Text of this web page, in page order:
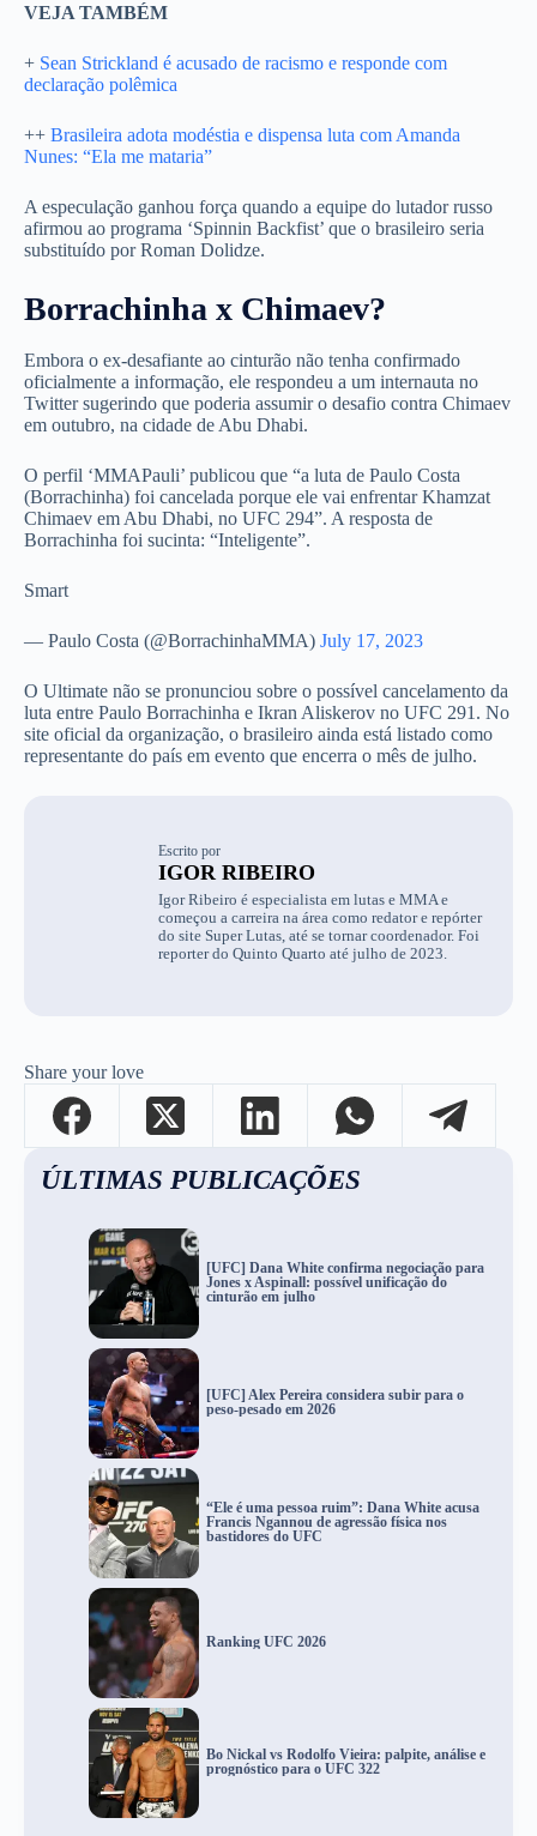
VEJA TAMBÉM
+ Sean Strickland é acusado de racismo e responde com
declaração polêmica
++ Brasileira adota modéstia e dispensa luta com Amanda
Nunes: “Ela me mataria”
A especulação ganhou força quando a equipe do lutador russo
afirmou ao programa ‘Spinnin Backfist’ que o brasileiro seria
substituído por Roman Dolidze.
Borrachinha x Chimaev?
Embora o ex-desafiante ao cinturão não tenha confirmado
oficialmente a informação, ele respondeu a um internauta no
Twitter sugerindo que poderia assumir o desafio contra Chimaev
em outubro, na cidade de Abu Dhabi.
O perfil ‘MMAPauli’ publicou que “a luta de Paulo Costa
(Borrachinha) foi cancelada porque ele vai enfrentar Khamzat
Chimaev em Abu Dhabi, no UFC 294”. A resposta de
Borrachinha foi sucinta: “Inteligente”.
Smart
— Paulo Costa (@BorrachinhaMMA) July 17, 2023
O Ultimate não se pronunciou sobre o possível cancelamento da
luta entre Paulo Borrachinha e Ikran Aliskerov no UFC 291. No
site oficial da organização, o brasileiro ainda está listado como
representante do país em evento que encerra o mês de julho.
Escrito por
IGOR RIBEIRO
Igor Ribeiro é especialista em lutas e MMA e
começou a carreira na área como redator e repórter
do site Super Lutas, até se tornar coordenador. Foi
reporter do Quinto Quarto até julho de 2023.
Share your love
ÚLTIMAS PUBLICAÇÕES
[UFC] Dana White confirma negociação para
Jones x Aspinall: possível unificação do
cinturão em julho
[UFC] Alex Pereira considera subir para o
peso-pesado em 2026
“Ele é uma pessoa ruim”: Dana White acusa
Francis Ngannou de agressão física nos
bastidores do UFC
Ranking UFC 2026
Bo Nickal vs Rodolfo Vieira: palpite, análise e
prognóstico para o UFC 322